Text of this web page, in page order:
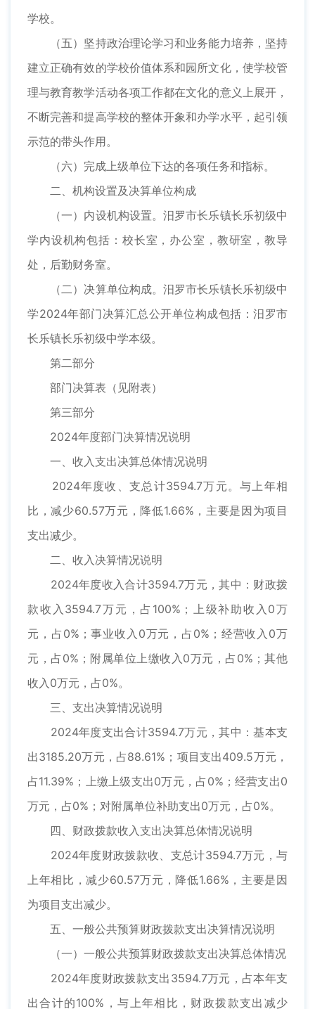
学校。
（五）坚持政治理论学习和业务能力培养，坚持
建立正确有效的学校价值体系和园所文化，使学校管
理与教育教学活动各项工作都在文化的意义上展开，
不断完善和提高学校的整体开象和办学水平，起引领
示范的带头作用。
（六）完成上级单位下达的各项任务和指标。
二、机构设置及决算单位构成
（一）内设机构设置。汨罗市长乐镇长乐初级中
学内设机构包括：校长室，办公室，教研室，教导
处，后勤财务室。
（二）决算单位构成。汨罗市长乐镇长乐初级中
学2024年部门决算汇总公开单位构成包括：汨罗市
长乐镇长乐初级中学本级。
第二部分
部门决算表（见附表）
第三部分
2024年度部门决算情况说明
一、收入支出决算总体情况说明
2024年度收、支总计3594.7万元。与上年相
比，减少60.57万元，降低1.66%，主要是因为项目
支出减少。
二、收入决算情况说明
2024年度收入合计3594.7万元，其中：财政拨
款收入3594.7万元，占100%；上级补助收入0万
元，占0%；事业收入0万元，占0%；经营收入0万
元，占0%；附属单位上缴收入0万元，占0%；其他
收入0万元，占0%。
三、支出决算情况说明
2024年度支出合计3594.7万元，其中：基本支
出3185.20万元，占88.61%；项目支出409.5万元，
占11.39%；上缴上级支出0万元，占0%；经营支出0
万元，占0%；对附属单位补助支出0万元，占0%。
四、财政拨款收入支出决算总体情况说明
2024年度财政拨款收、支总计3594.7万元，与
上年相比，减少60.57万元，降低1.66%，主要是因
为项目支出减少。
五、一般公共预算财政拨款支出决算情况说明
（一）一般公共预算财政拨款支出决算总体情况
2024年度财政拨款支出3594.7万元，占本年支
出合计的100%，与上年相比，财政拨款支出减少